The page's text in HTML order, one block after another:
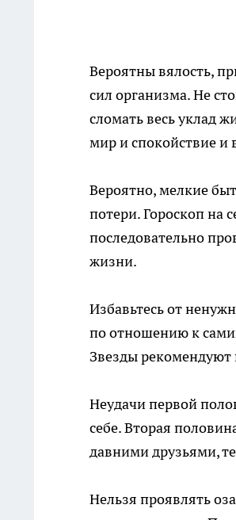
Вероятны вялость,
сил организма. Не
сломать весь уклад
мир и спокойствие и
Вероятно, мелкие
потери. Гороскоп на
последовательно
жизни.
Избавьтесь от
по отношению к
Звезды рекомендуют
Неудачи первой
себе. Вторая
давними друзьями,
Нельзя проявлять